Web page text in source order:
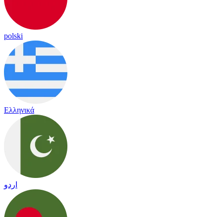
polski
Ελληνικά
اردو